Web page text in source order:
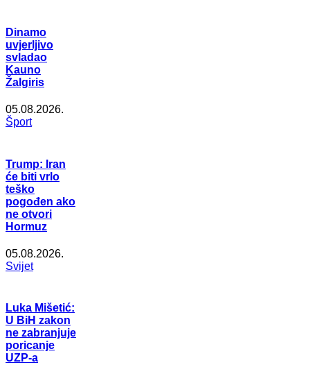
Dinamo
uvjerljivo
svladao
Kauno
Žalgiris
05.08.2026.
Šport
Trump: Iran
će biti vrlo
teško
pogođen ako
ne otvori
Hormuz
05.08.2026.
Svijet
Luka Mišetić:
U BiH zakon
ne zabranjuje
poricanje
UZP-a